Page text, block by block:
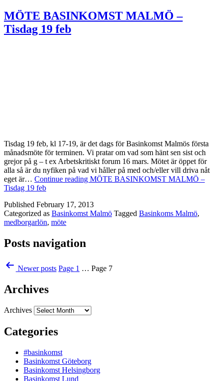
MÖTE BASINKOMST MALMÖ –
Tisdag 19 feb
Tisdag 19 feb, kl 17-19, är det dags för Basinkomst Malmös första
månadsmöte för terminen. Vi pratar om vad som hänt sen sist och
grejor på g – t ex Arbetskritiskt forum 16 mars. Mötet är öppet för
alla så är du nyfiken på vad vi håller på med och/eller vill driva nåt
eget är… Continue reading MÖTE BASINKOMST MALMÖ –
Tisdag 19 feb
Published February 17, 2013
Categorized as Basinkomst Malmö Tagged Basinkoms Malmö,
medborgarlön, möte
Posts navigation
Newerposts Page 1 … Page 7
Archives
Archives
Categories
#basinkomst
Basinkomst Göteborg
Basinkomst Helsingborg
Basinkomst Lund